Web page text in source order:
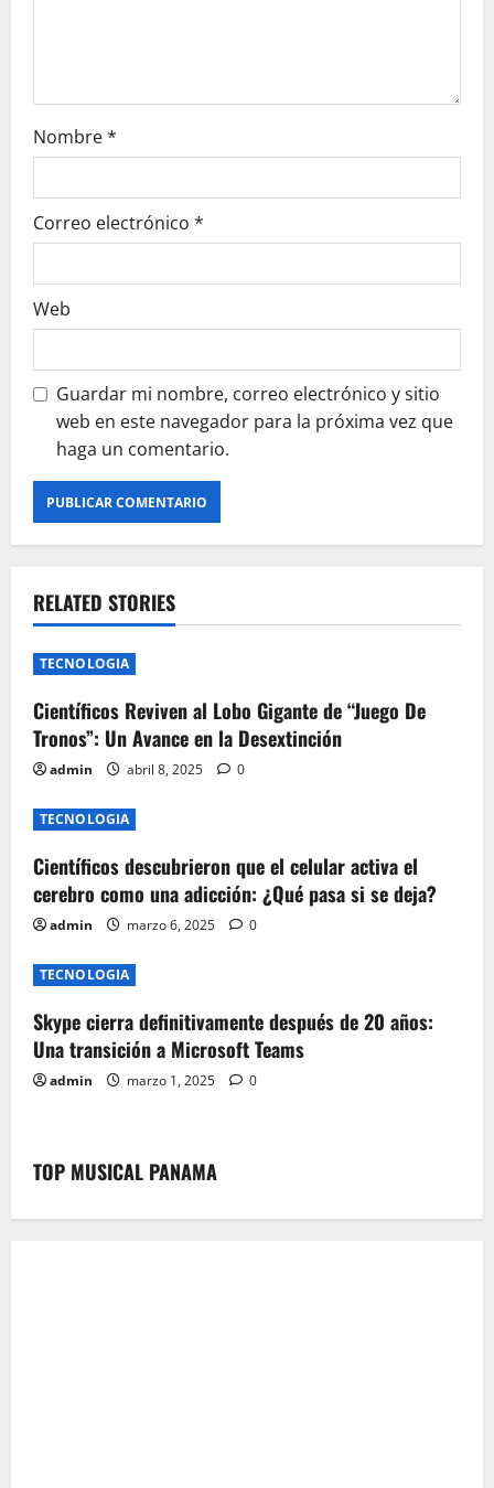
Nombre*
Correo electrónico *
Web
Guardar mi nombre, correo electrónico y sitio
web en este navegador para la próxima vez que
haga un comentario.
RELATED STORIES
TECNOLOGIA
Científicos Reviven al Lobo Gigante de “Juego De
Tronos”: Un Avance en la Desextinción
admin abril 8, 2025 0
TECNOLOGIA
Científicos descubrieron que el celular activa el
cerebro como una adicción: ¿Qué pasa si se deja?
admin marzo 6, 2025 0
TECNOLOGIA
Skype cierra definitivamente después de 20 años:
Una transición a Microsoft Teams
admin marzo 1, 2025 0
TOP MUSICAL PANAMA